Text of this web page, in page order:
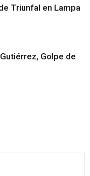
Triunfal en Lampa
Golpe de